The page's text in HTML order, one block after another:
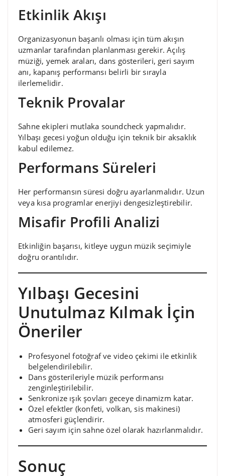
Etkinlik Akışı
Organizasyonun başarılı olması için tüm akışın
uzmanlar tarafından planlanması gerekir. Açılış
müziği, yemek araları, dans gösterileri, geri sayım
anı, kapanış performansı belirli bir sırayla
ilerlemelidir.
Teknik Provalar
Sahne ekipleri mutlaka soundcheck yapmalıdır.
Yılbaşı gecesi yoğun olduğu için teknik bir aksaklık
kabul edilemez.
Performans Süreleri
Her performansın süresi doğru ayarlanmalıdır. Uzun
veya kısa programlar enerjiyi dengesizleştirebilir.
Misafir Profili Analizi
Etkinliğin başarısı, kitleye uygun müzik seçimiyle
doğru orantılıdır.
Yılbaşı Gecesini
Unutulmaz Kılmak İçin
Öneriler
Profesyonel fotoğraf ve video çekimi ile etkinlik
belgelendirilebilir.
Dans gösterileriyle müzik performansı
zenginleştirilebilir.
Senkronize ışık şovları geceye dinamizm katar.
Özel efektler (konfeti, volkan, sis makinesi)
atmosferi güçlendirir.
Geri sayım için sahne özel olarak hazırlanmalıdır.
Sonuç